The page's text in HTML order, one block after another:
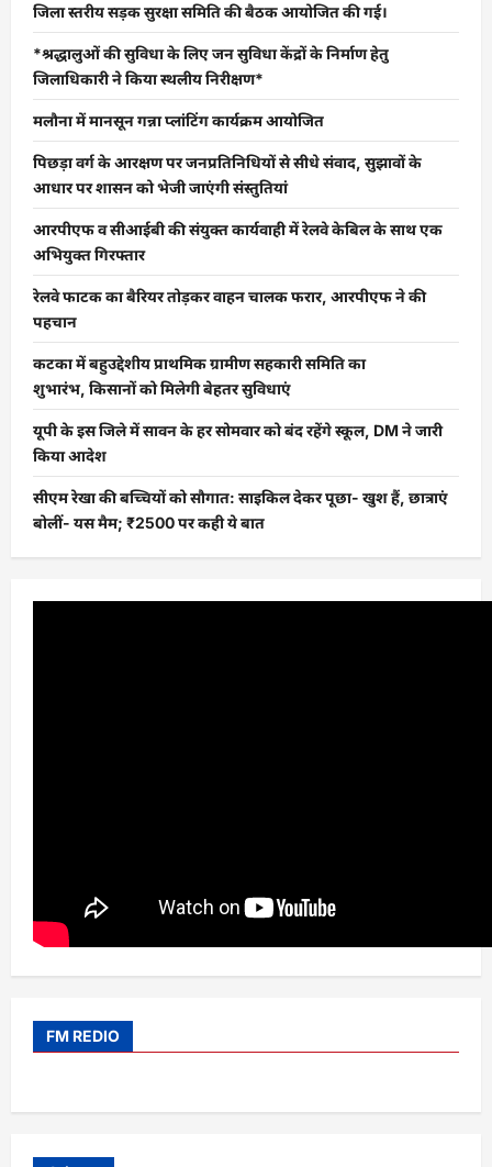
जिला स्तरीय सड़क सुरक्षा समिति की बैठक आयोजित की गई।
*श्रद्धालुओं की सुविधा के लिए जन सुविधा केंद्रों के निर्माण हेतु
जिलाधिकारी ने किया स्थलीय निरीक्षण*
मलौना में मानसून गन्ना प्लांटिंग कार्यक्रम आयोजित
पिछड़ा वर्ग के आरक्षण पर जनप्रतिनिधियों से सीधे संवाद, सुझावों के
आधार पर शासन को भेजी जाएंगी संस्तुतियां
आरपीएफ व सीआईबी की संयुक्त कार्यवाही में रेलवे केबिल के साथ एक
अभियुक्त गिरफ्तार
रेलवे फाटक का बैरियर तोड़कर वाहन चालक फरार, आरपीएफ ने की
पहचान
कटका में बहुउद्देशीय प्राथमिक ग्रामीण सहकारी समिति का
शुभारंभ, किसानों को मिलेगी बेहतर सुविधाएं
यूपी के इस जिले में सावन के हर सोमवार को बंद रहेंगे स्कूल, DM ने जारी
किया आदेश
सीएम रेखा की बच्चियों को सौगात: साइकिल देकर पूछा- खुश हैं, छात्राएं
बोलीं- यस मैम; ₹2500 पर कही ये बात
FM REDIO